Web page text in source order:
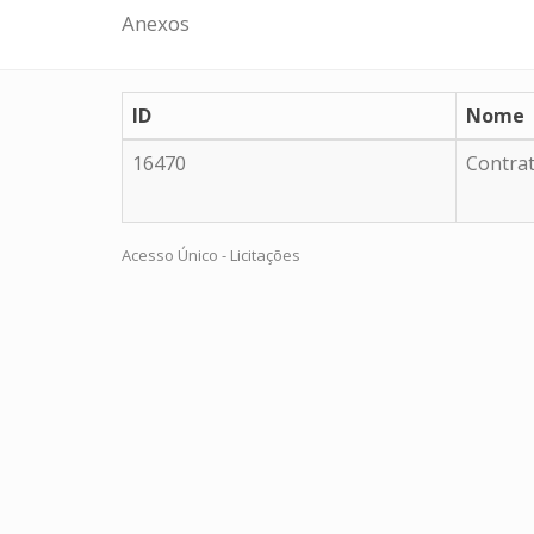
Anexos
ID Nome
16470
Acesso Único - Licitações